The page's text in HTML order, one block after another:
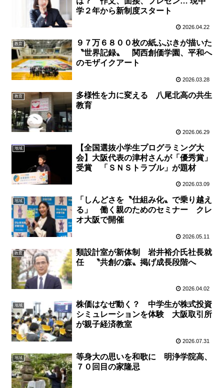
学２年から新制度スタート
2026.04.22
教育
９７万６８００枚の紙ふぶきが描いた
〝世界記録〟 関西創価学園、平和へ
のモザイクアート
2026.03.28
教育
多様性を力に変える 八尾北高の共生
教育
2026.06.29
地域
【全国選抜小学生プログラミング大
会】大阪代表の津村さんが「優秀賞」
受賞 「ＳＮＳトラブル」が題材
2026.03.09
地域
「しんどさを〝仕組み化〟で乗り越え
る」 働く親のためのセミナー クレ
オ大阪で開催
2026.05.11
教育
類設計室が新体制 岩井裕介氏社長就
任 〝共創の森〟掲げ成長段階へ
2026.04.02
地域
株価はなぜ動く？ 中学生が株式投資
シミュレーションを体験 大阪取引所
が親子経済教室
2026.07.31
地域
等身大の思いを和歌に 明浄学院高、
７０回目の家隆忌